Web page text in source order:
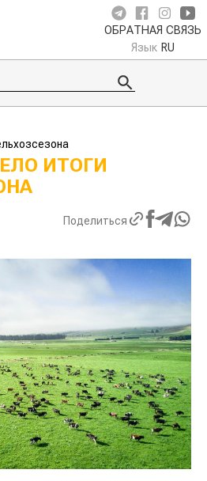
ОБРАТНАЯ СВЯЗЬ
Язык RU
ИТОГИ
Поделиться